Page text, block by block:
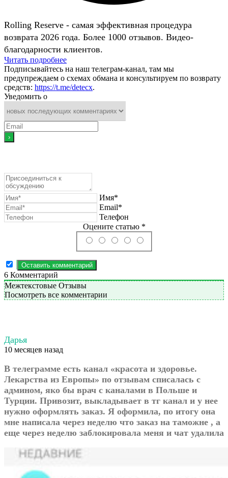
Rolling Reserve - самая эффективная процедура
возврата 2026 года. Более 1000 отзывов. Видео-
благодарности клиентов.
Читать подробнее
Подписывайтесь на наш телеграм-канал, там мы
предупреждаем о схемах обмана и консультируем по возврату
средств: https://t.me/detecx.
Уведомить о
Имя*
Email*
Телефон
Оцените статью *
6 Комментарий
Межтекстовые Отзывы
Посмотреть все комментарии
Дарья
10 месяцев назад
В телеграмме есть канал «красота и здоровье.
Лекарства из Европы» по отзывам списалась с
админом, яко бы врач с каналами в Польше и
Турции. Привозит, выкладывает в тг канал и у нее
нужно оформлять заказ. Я оформила, по итогу она
мне написала через неделю что заказ на таможне , а
еще через неделю заблокировала меня и чат удалила